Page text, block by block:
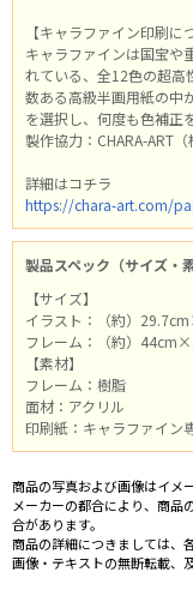
【キャラファイン印刷に
キャラファインは国宝や
れている、全12色の超高
数ある高級半画用紙の中
を選択し、何度も色補正
製作協力：CHARA-ART（
詳細はコチラ
https://chara-art.com/
製品スペック（サイズ・
【サイズ】
イラスト：（約）
フレーム：（約）
【素材】
フレーム：樹脂
面材：アクリル
印刷紙：キャラファイン
商品の写真および画像はイメ
メーカーの都合により、商品
合があります。
商品の詳細につきましては、
画像・テキストの無断転載、